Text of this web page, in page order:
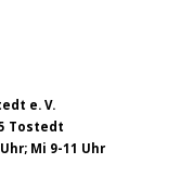
e. V.
Tostedt
Mi 9-11 Uhr